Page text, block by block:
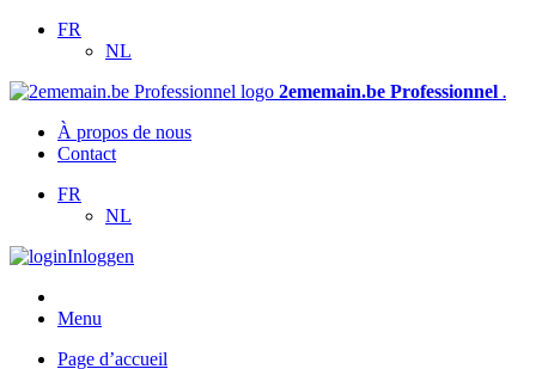
FR
NL
2ememain.be Professionnel .
À propos de nous
Contact
FR
NL
Inloggen
Menu
Page d’accueil